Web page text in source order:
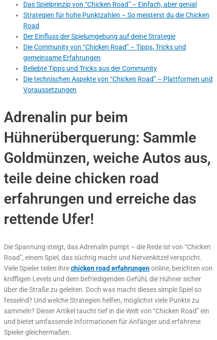
Das Spielprinzip von “Chicken Road” – Einfach, aber genial
Strategien für hohe Punktzahlen – So meisterst du die Chicken
Road
Der Einfluss der Spielumgebung auf deine Strategie
Die Community von “Chicken Road” – Tipps, Tricks und
gemeinsame Erfahrungen
Beliebte Tipps und Tricks aus der Community
Die technischen Aspekte von “Chicken Road” – Plattformen und
Voraussetzungen
Adrenalin pur beim
Hühnerüberquerung: Sammle
Goldmünzen, weiche Autos aus,
teile deine chicken road
erfahrungen und erreiche das
rettende Ufer!
Die Spannung steigt, das Adrenalin pumpt – die Rede ist von “Chicken
Road”, einem Spiel, das süchtig macht und Nervenkitzel verspricht.
Viele Spieler teilen ihrechicken road erfahrungenonline, berichten von
kniffligen Levels und dem befriedigenden Gefühl, die Hühner sicher
über die Straße zu geleiten. Doch was macht dieses simple Spiel so
fesselnd? Und welche Strategien helfen, möglichst viele Punkte zu
sammeln? Dieser Artikel taucht tief in die Welt von “Chicken Road” ein
und bietet umfassende Informationen für Anfänger und erfahrene
Spieler gleichermaßen.